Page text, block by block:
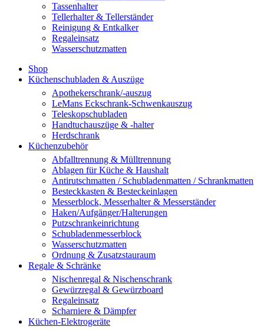
Tassenhalter
Tellerhalter & Tellerständer
Reinigung & Entkalker
Regaleinsatz
Wasserschutzmatten
Shop
Küchenschubladen & Auszüge
Apothekerschrank/-auszug
LeMans Eckschrank-Schwenkauszug
Teleskopschubladen
Handtuchauszüge & -halter
Herdschrank
Küchenzubehör
Abfalltrennung & Mülltrennung
Ablagen für Küche & Haushalt
Antirutschmatten / Schubladenmatten / Schrankmatten
Besteckkasten & Besteckeinlagen
Messerblock, Messerhalter & Messerständer
Haken/Aufgänger/Halterungen
Putzschrankeinrichtung
Schubladenmesserblock
Wasserschutzmatten
Ordnung & Zusatzstauraum
Regale & Schränke
Nischenregal & Nischenschrank
Gewürzregal & Gewürzboard
Regaleinsatz
Scharniere & Dämpfer
Küchen-Elektrogeräte